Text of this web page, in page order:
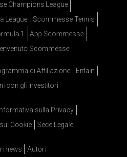
Champions League
League
Scommesse Tennis
1
App Scommesse
Scommesse
di Affiliazione
Entain
con gli investitori
Informativa sulla Privacy
Cookie
Sede Legale
news Autori